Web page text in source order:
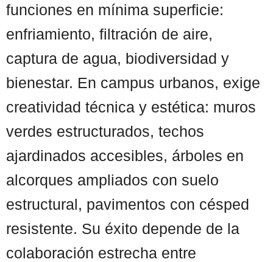
funciones en mínima superficie:
enfriamiento, filtración de aire,
captura de agua, biodiversidad y
bienestar. En campus urbanos, exige
creatividad técnica y estética: muros
verdes estructurados, techos
ajardinados accesibles, árboles en
alcorques ampliados con suelo
estructural, pavimentos con césped
resistente. Su éxito depende de la
colaboración estrecha entre